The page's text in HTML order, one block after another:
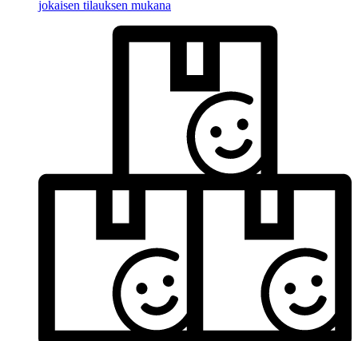
jokaisen tilauksen mukana